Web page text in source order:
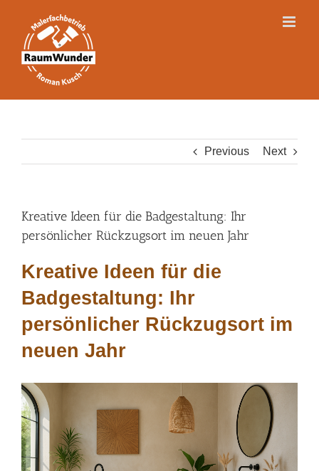
content
Previous Next
Kreative Ideen für die Badgestaltung: Ihr
persönlicher Rückzugsort im neuen Jahr
Kreative Ideen für die
Badgestaltung: Ihr
persönlicher Rückzugsort im
neuen Jahr